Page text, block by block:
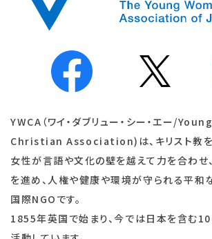
YWCA（ワイ・ダブリュー・シー・エー/
Christian Association)は、キリスト教を
女性が言語や文化の壁を越えて力を合わせ
を進め、人権や健康や環境が守られる平和
国際NGOです。
1855年英国で始まり、今では日本を含む